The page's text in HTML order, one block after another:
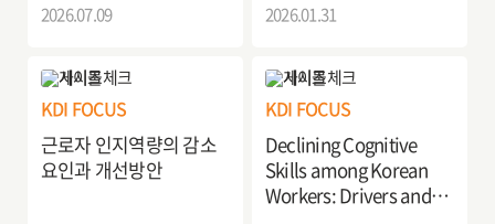
2026.07.09 2026.01.31
KDI FOCUS
근로자 인지역량의 감소
요인과 개선방안
KDI FOCUS
Declining Cognitive
Skills among Korean
Workers: Drivers and